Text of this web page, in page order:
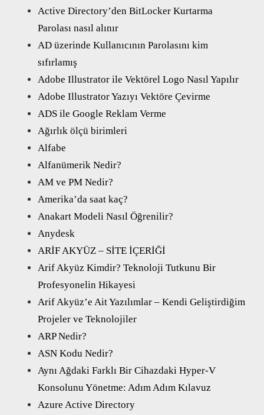
Active Directory’den BitLocker Kurtarma
Parolası nasıl alınır
AD üzerinde Kullanıcının Parolasını kim
sıfırlamış
Adobe Illustrator ile Vektörel Logo Nasıl Yapılır
Adobe Illustrator Yazıyı Vektöre Çevirme
ADS ile Google Reklam Verme
Ağırlık ölçü birimleri
Alfabe
Alfanümerik Nedir?
AM ve PM Nedir?
Amerika’da saat kaç?
Anakart Modeli Nasıl Öğrenilir?
Anydesk
ARİF AKYÜZ – SİTE İÇERİĞİ
Arif Akyüz Kimdir? Teknoloji Tutkunu Bir
Profesyonelin Hikayesi
Arif Akyüz’e Ait Yazılımlar – Kendi Geliştirdiğim
Projeler ve Teknolojiler
ARP Nedir?
ASN Kodu Nedir?
Aynı Ağdaki Farklı Bir Cihazdaki Hyper-V
Konsolunu Yönetme: Adım Adım Kılavuz
Azure Active Directory